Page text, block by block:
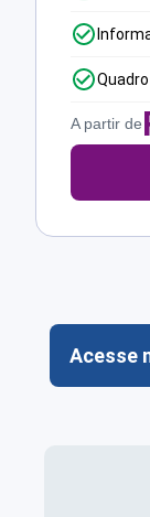
A partir de
Acesse